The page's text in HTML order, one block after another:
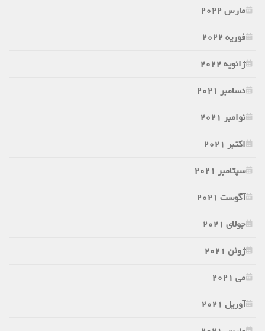
مارس 2022
فوریه 2022
ژانویه 2022
دسامبر 2021
نوامبر 2021
اکتبر 2021
سپتامبر 2021
آگوست 2021
جولای 2021
ژوئن 2021
می 2021
آوریل 2021